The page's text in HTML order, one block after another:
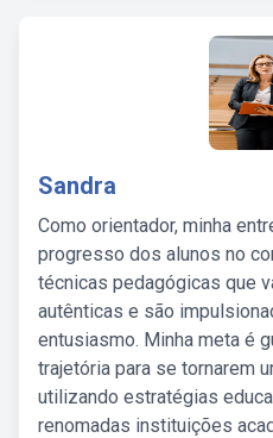
Sandra
Como orientador, minha
progresso dos alunos no
técnicas pedagógicas que
autênticas e são
entusiasmo. Minha meta é
trajetória para se tornarem
utilizando estratégias
renomadas instituições